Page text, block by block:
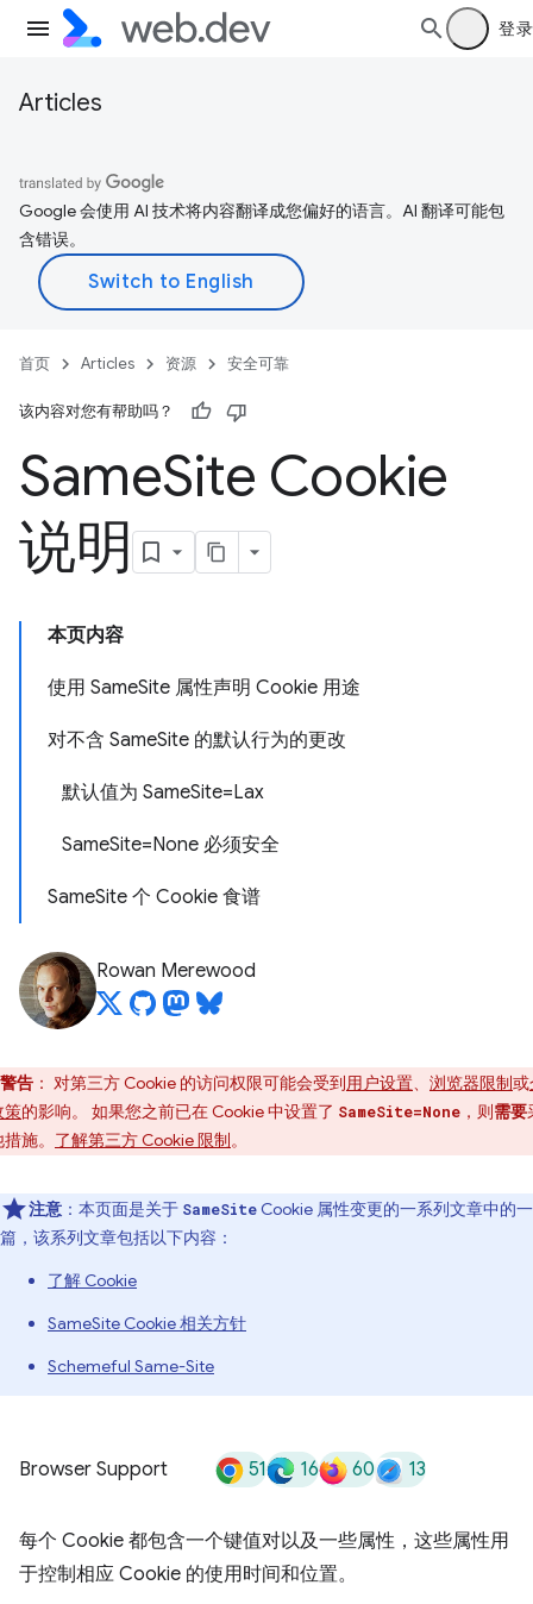
登录
Articles
Google 会使用 AI 技术将内容翻译成您偏好的语言。AI 翻译可能包
含错误。
首页 Articles 资源 安全可靠
该内容对您有帮助吗？
SameSite Cookie
说明
本页内容
使用 SameSite 属性声明 Cookie 用途
对不含 SameSite 的默认行为的更改
默认值为 SameSite=Lax
SameSite=None 必须安全
SameSite 个 Cookie 食谱
Rowan Merewood
警告 ： 对第三方 Cookie 的访问权限可能会受到用户设置、 浏览器限制或
策的影响。 如果您之前已在 Cookie 中设置了 SameSite=None ，则需要
施。 了解第三方 Cookie 限制。
注意 ：本页面是关于 SameSite Cookie 属性变更的一系列文章中的一
篇，该系列文章包括以下内容：
了解 Cookie
SameSite Cookie 相关方针
Schemeful Same-Site
Browser Support 51 16 60 13
每个 Cookie 都包含一个键值对以及一些属性，这些属性用
于控制相应 Cookie 的使用时间和位置。